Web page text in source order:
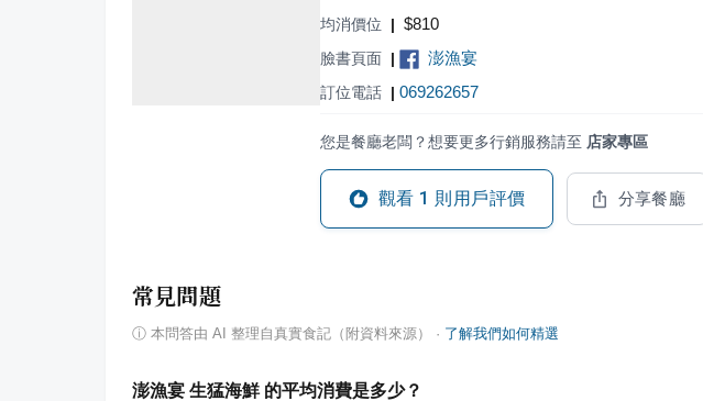
均消價位 | $810
臉書頁面 | 澎漁宴
訂位電話 | 069262657
您是餐廳老闆？想要更多行銷服務請至 店家專區
觀看 1 則用戶評價 分享餐廳
常見問題
ⓘ 本問答由 AI 整理自真實食記（附資料來源） · 了解我們如何精選
澎漁宴 生猛海鮮 的平均消費是多少？